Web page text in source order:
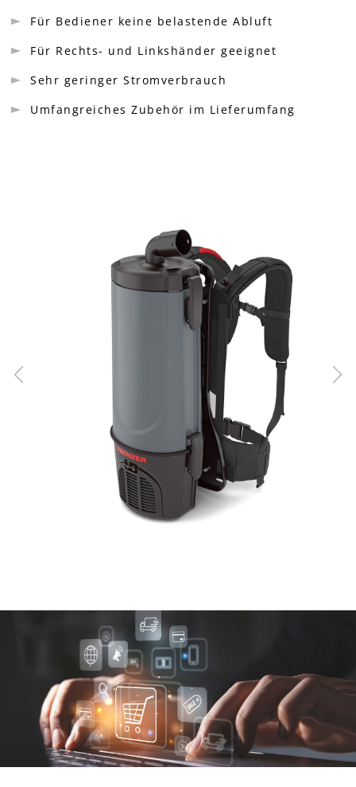
Für Bediener keine belastende Abluft
Für Rechts- und Linkshänder geeignet
Sehr geringer Stromverbrauch
Umfangreiches Zubehör im Lieferumfang